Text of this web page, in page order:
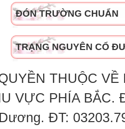
ĐÓN TRƯỜNG CHUẨN
TRẠNG NGUYÊN CỔ
THUỘC
VỰC PHÍA BẮC.
ĐT: